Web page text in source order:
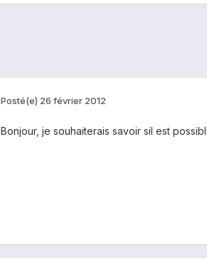
Posté(e) 26 février 2012
Bonjour, je souhaiterais savoir sil est